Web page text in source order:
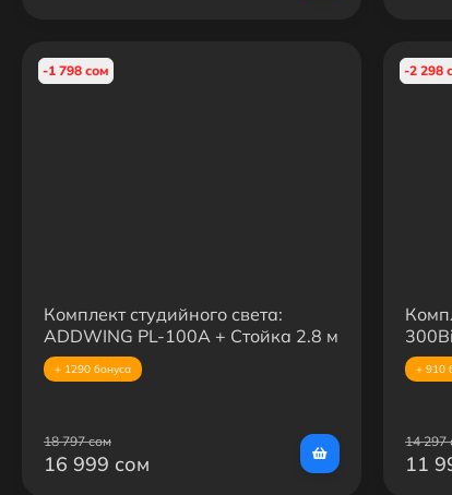
-1 798 сом
Комплект студийного света:
ADDWING PL-100A + Стойка 2.8 м
+ Октобокс BobbyStudio 70 см
+ 1290 бонуса
18 797 сом
16 999 сом
-2 298
+ 910
14 297
11